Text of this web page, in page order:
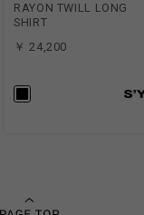
RAYON TWILL LONG
SHIRT
￥ 24,200